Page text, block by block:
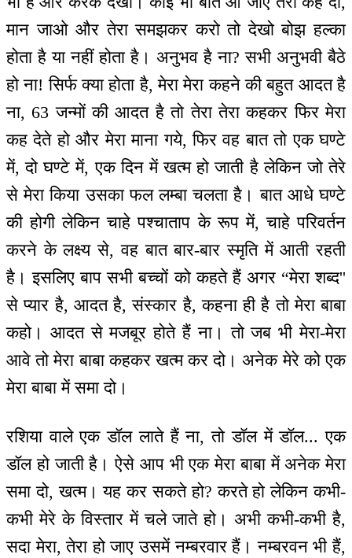
मान जाओ और तेरा समझकर करो तो देखो बोझ हल्का
होता है या नहीं होता है। अनुभव है ना? सभी अनुभवी बैठे
हो ना! सिर्फ क्या होता है, मेरा मेरा कहने की बहुत आदत है
ना, 63 जन्मों की आदत है तो तेरा तेरा कहकर फिर मेरा
कह देते हो और मेरा माना गये, फिर वह बात तो एक घण्टे
में, दो घण्टे में, एक दिन में खत्म हो जाती है लेकिन जो तेरे
से मेरा किया उसका फल लम्बा चलता है। बात आधे घण्टे
की होगी लेकिन चाहे पश्चाताप के रूप में, चाहे परिवर्तन
करने के लक्ष्य से, वह बात बार-बार स्मृति में आती रहती
है। इसलिए बाप सभी बच्चों को कहते हैं अगर “मेरा शब्द''
से प्यार है, आदत है, संस्कार है, कहना ही है तो मेरा बाबा
कहो। आदत से मजबूर होते हैं ना। तो जब भी मेरा-मेरा
आवे तो मेरा बाबा कहकर खत्म कर दो। अनेक मेरे को एक
मेरा बाबा में समा दो।
रशिया वाले एक डॉल लाते हैं ना, तो डॉल में डॉल... एक
डॉल हो जाती है। ऐसे आप भी एक मेरा बाबा में अनेक मेरा
समा दो, खत्म। यह कर सकते हो? करते हो लेकिन कभी-
कभी मेरे के विस्तार में चले जाते हो। अभी कभी-कभी है,
सदा मेरा, तेरा हो जाए उसमें नम्बरवार हैं। नम्बरवन भी हैं,